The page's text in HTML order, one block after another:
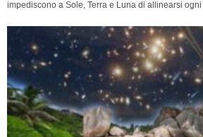
impediscono a Sole, Terra e Luna di allinearsi ogni